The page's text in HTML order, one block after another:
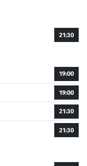
21:30
19:00
19:00
21:30
21:30